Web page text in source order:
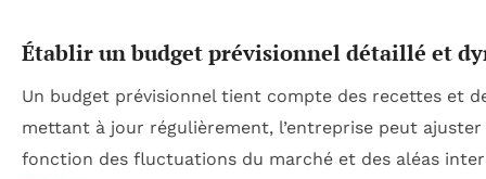
Établir un budget prévisionnel détaillé et
Un budget prévisionnel tient compte des recettes et
mettant à jour régulièrement, l’entreprise peut
fonction des fluctuations du marché et des aléas